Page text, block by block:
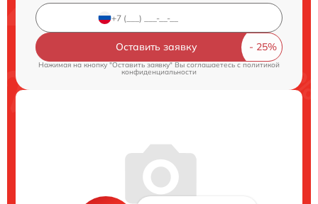
Оставить заявку
Нажимая на кнопку "Оставить заявку" Вы соглашаетесь cполитикой
конфиденциальности